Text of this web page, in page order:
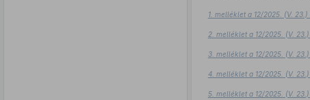
1. melléklet a 12/2025. (V.
2. melléklet a 12/2025. (V.
3. melléklet a 12/2025. (V.
4. melléklet a 12/2025. (V.
5. melléklet a 12/2025. (V.